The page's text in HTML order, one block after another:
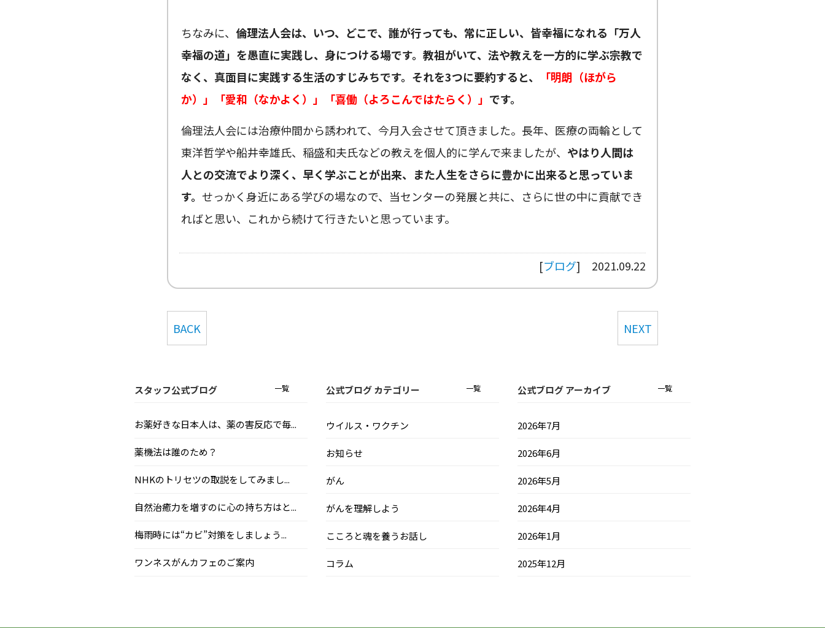
ちなみに、 倫理法人会は、いつ、どこで、誰が行っても、常に正しい、皆幸福になれる「万人
幸福の道」を愚直に実践し、身につける場です。教祖がいて、法や教えを一方的に学ぶ宗教で
なく、真面目に実践する生活のすじみちです。それを3つに要約すると、
「明朗（ほがら
か）」「愛和（なかよく）」「喜働（よろこんではたらく）」 です。
倫理法人会には治療仲間から誘われて、今月入会させて頂きました。長年、医療の両輪として
東洋哲学や船井幸雄氏、稲盛和夫氏などの教えを個人的に学んで来ましたが、 やはり人間は
人との交流でより深く、早く学ぶことが出来、また人生をさらに豊かに出来ると思っていま
す。 せっかく身近にある学びの場なので、当センターの発展と共に、さらに世の中に貢献でき
ればと思い、これから続けて行きたいと思っています。
[ブログ] 2021.09.22
BACK NEXT
スタッフ公式ブログ 一覧
お薬好きな日本人は、薬の害反応で毎...
薬機法は誰のため？
NHKのトリセツの取説をしてみまし...
自然治癒力を増すのに心の持ち方はと...
梅雨時には“カビ”対策をしましょう...
ワンネスがんカフェのご案内
公式ブログ カテゴリー 一覧
ウイルス・ワクチン
お知らせ
がん
がんを理解しよう
こころと魂を養うお話し
コラム
公式ブログ アーカイブ 一覧
2026年7月
2026年6月
2026年5月
2026年4月
2026年1月
2025年12月